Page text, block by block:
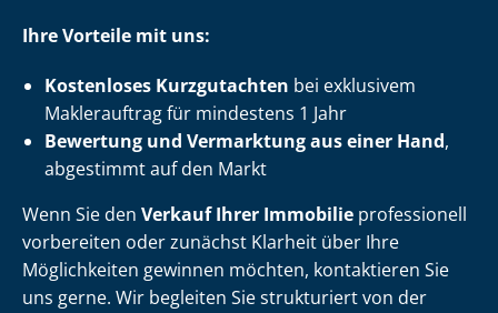
Ihre Vorteile mit uns:
Kostenloses Kurzgutachten bei exklusivem
Maklerauftrag für mindestens 1 Jahr
Bewertung und Vermarktung aus einer Hand,
abgestimmt auf den Markt
Wenn Sie den Verkauf Ihrer Immobilie professionell
vorbereiten oder zunächst Klarheit über Ihre
Möglichkeiten gewinnen möchten, kontaktieren Sie
uns gerne. Wir begleiten Sie strukturiert von der